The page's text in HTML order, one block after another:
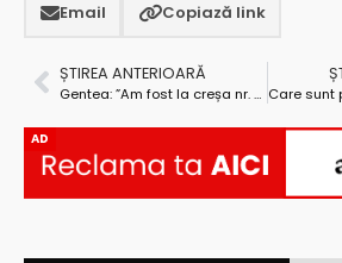
Email Copiază link
ȘTIREA ANTERIOARĂ
Gentea: ”Am fost la creșa nr. 8 din Smeurei și sunt foarte dezamăgit”
AD